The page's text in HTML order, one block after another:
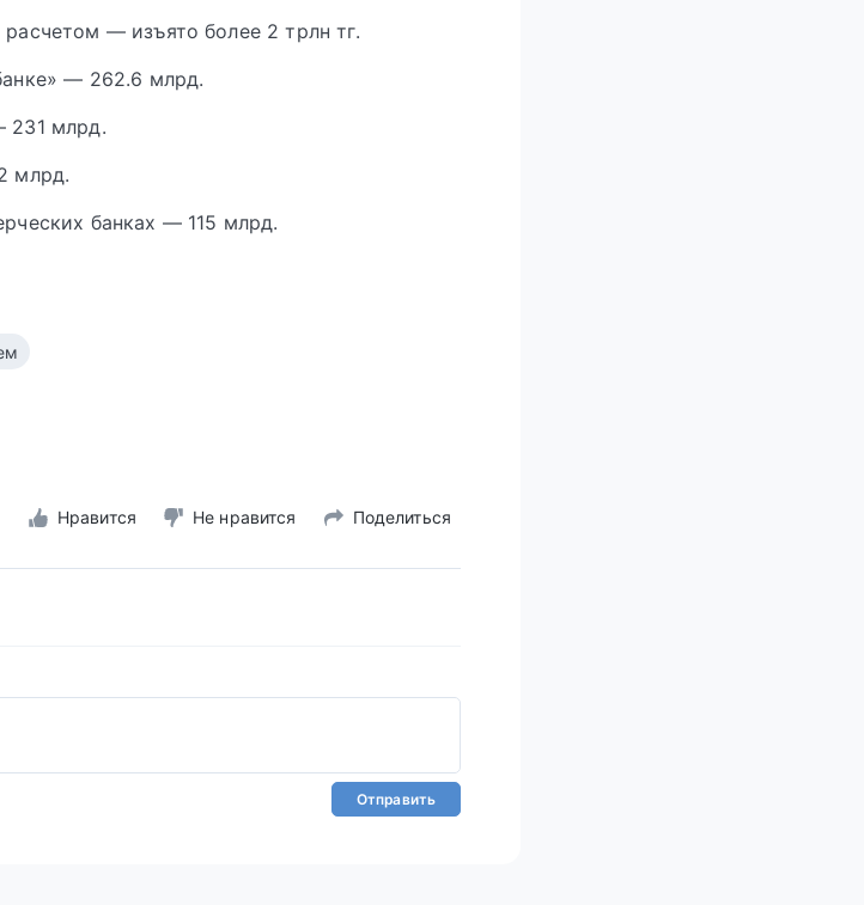
— изъято более 2 трлн тг.
— 262.6 млрд.
231 млрд.
млрд.
банках — 115 млрд.
Нравится Не нравится Поделиться
Отправить